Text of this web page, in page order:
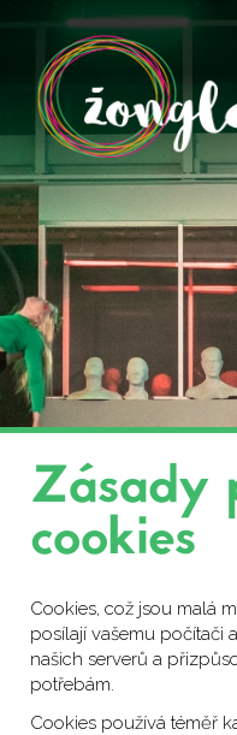
Zásady
cookies
Cookies, což jsou malá
posílají vašemu počítači
našich serverů a
potřebám.
Cookies používá téměř